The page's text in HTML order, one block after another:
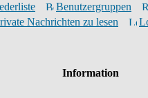
Benutzergruppen
Nachrichten zu lesen
Information